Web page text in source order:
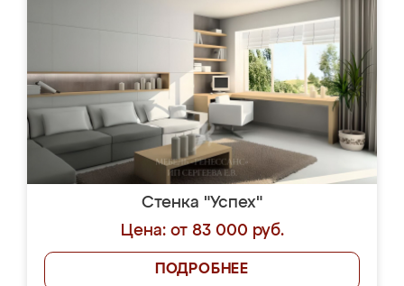
Стенка "Успех"
Цена: от 83 000 руб.
ПОДРОБНЕЕ